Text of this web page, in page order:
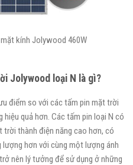
kính Jolywood 460W
Jolywood loại N là gì?
điểm so với các tấm pin mặt trời
quả hơn. Các tấm pin loại N có
trời thành điện năng cao hơn, có
hơn với cùng một lượng ánh
nên lý tưởng để sử dụng ở những